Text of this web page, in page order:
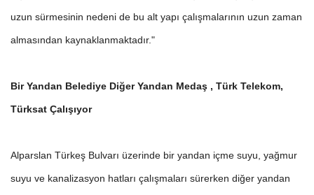
uzun sürmesinin nedeni de bu alt yapı çalışmalarının uzun zaman
almasından kaynaklanmaktadır."
Bir Yandan Belediye Diğer Yandan Medaş , Türk Telekom,
Türksat Çalışıyor
Alparslan Türkeş Bulvarı üzerinde bir yandan içme suyu, yağmur
suyu ve kanalizasyon hatları çalışmaları sürerken diğer yandan